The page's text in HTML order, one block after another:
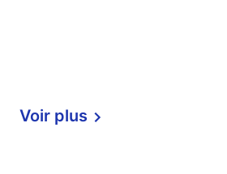
Voir plus